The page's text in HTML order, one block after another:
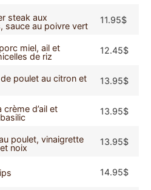
steak aux
sauce au poivre vert
11.95$
miel, ail et
de riz
12.45$
poulet au citron et
13.95$
crème d’ail et
13.95$
poulet, vinaigrette
noix
13.95$
14.95$